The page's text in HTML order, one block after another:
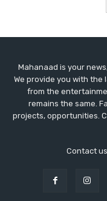
Mahanaad is your
We provide you with
from the
remains the same.
projects, opportunities.
Contact